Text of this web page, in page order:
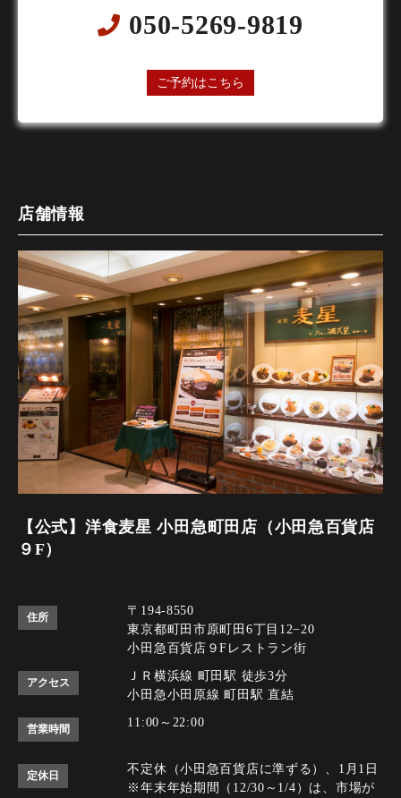
050-5269-9819
ご予約はこちら
店舗情報
【公式】洋食麦星 小田急町田店（小田急百貨店
９F）
住所
〒194-8550
東京都町田市原町田6丁目12−20
小田急百貨店９Fレストラン街
アクセス
ＪＲ横浜線 町田駅 徒歩3分
小田急小田原線 町田駅 直結
営業時間 11:00～22:00
定休日
不定休（小田急百貨店に準ずる）、1月1日
※年末年始期間（12/30～1/4）は、市場が